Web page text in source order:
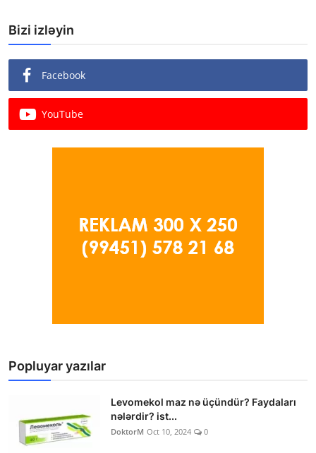
Bizi izləyin
Facebook
YouTube
Popluyar yazılar
Levomekol maz nə üçündür? Faydaları
nələrdir? ist...
DoktorM Oct 10, 2024 0